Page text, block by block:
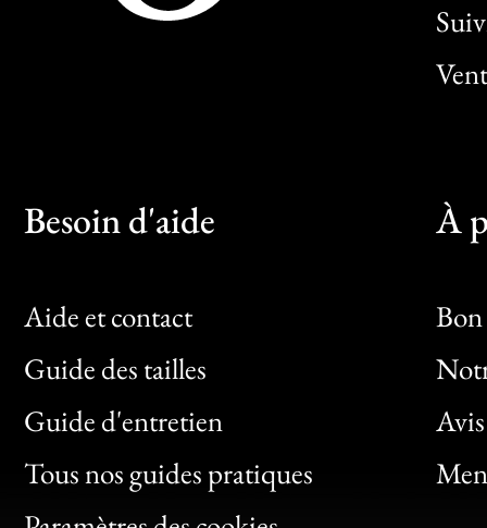
Besoin d'aide
Aide et contact
Guide des tailles
Guide d'entretien
Tous nos guides pratiques
À
Bon
Clic